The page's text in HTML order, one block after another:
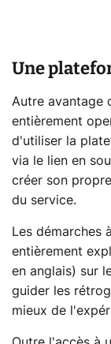
Une
Autre avantage
entièrement
d'utiliser la
via le lien en
créer son
du service.
Les démarches
entièrement
en anglais) sur
guider les
mieux de